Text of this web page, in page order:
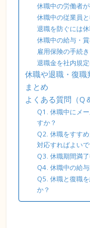
休職中の労働者
休職中の従業員
退職を防ぐには
休職中の給与・
雇用保険の手続
退職金を社内規
休職や退職・復職
まとめ
よくある質問（Q
Q1. 休職中にメ
すか？
Q2. 休職をすす
対応すればよいで
Q3. 休職期間満
Q4. 休職中の給
Q5. 休職と復職
か？